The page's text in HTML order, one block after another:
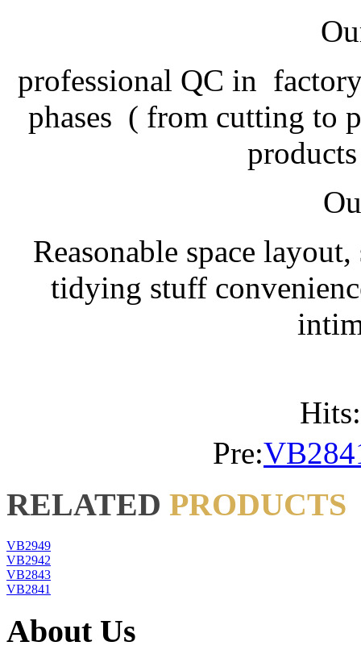
professional QC in
phases ( from cutting to
Reasonable space
tidying stuff
Hits:
Pre:
RELATED PRODUCTS
VB2949
VB2942
VB2843
VB2841
About Us